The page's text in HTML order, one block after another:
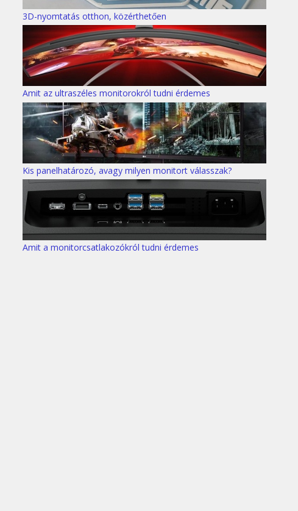
3D-nyomtatás otthon, közérthetően
Amit az ultraszéles monitorokról tudni érdemes
Kis panelhatározó, avagy milyen monitort válasszak?
Amit a monitorcsatlakozókról tudni érdemes